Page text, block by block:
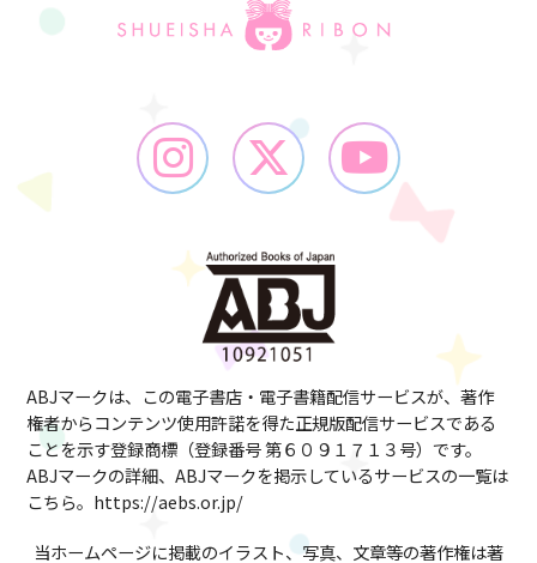
ABJマークは、この電子書店・電子書籍配信サービスが、著作
権者からコンテンツ使用許諾を得た正規版配信サービスである
ことを示す登録商標（登録番号 第６０９１７１３号）です。
ABJマークの詳細、ABJマークを掲示しているサービスの一覧は
こちら。 https://aebs.or.jp/
当ホームページに掲載のイラスト、写真、文章等の著作権は著